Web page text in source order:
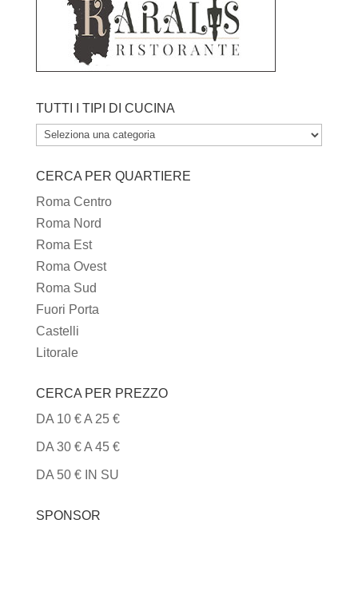
TUTTI I TIPI DI CUCINA
TUTTI
TIPI
DI
CUCINA
CERCA PER QUARTIERE
Roma Centro
Roma Nord
Roma Est
Roma Ovest
Roma Sud
Fuori Porta
Castelli
Litorale
CERCA PER PREZZO
DA 10 € A 25 €
DA 30 € A 45 €
DA 50 € IN SU
SPONSOR